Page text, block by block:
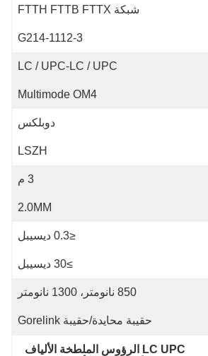
شبكة FTTH FTTB FTTX
G214-1112-3
LC / UPC-LC / UPC
Multimode OM4
دوبلكس
LSZH
3 م
2.0MM
≤0.3 ديسيبل
≥30 ديسيبل
850 نانومتر، 1300 نانومتر
حقيبة محايدة/حقيبة Gorelink
LC UPC الرؤوس الملطخة الألياف